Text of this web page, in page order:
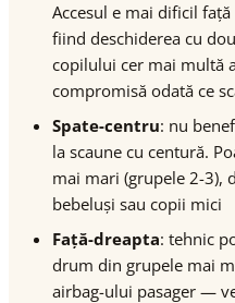
Accesul e mai dificil
fiind deschiderea cu
copilului cer mai multă
compromisă odată ce
Spate-centru: nu
la scaune cu centură.
mai mari (grupele 2-3),
bebeluși sau copii mici
Față-dreapta: tehnic
drum din grupele mai
airbag-ului pasager —